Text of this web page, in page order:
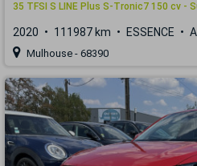
35 TFSI S LINE Plus S-Tronic7 150 cv -
2020 111987 km ESSENCE
Mulhouse - 68390